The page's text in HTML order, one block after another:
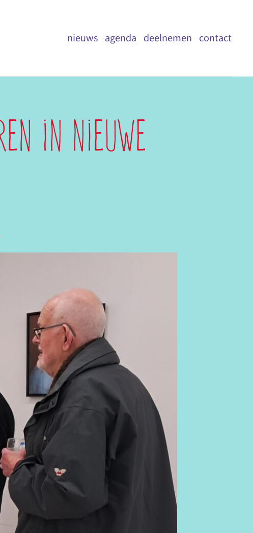
nieuws agenda deelnemen contact
in nieuwe